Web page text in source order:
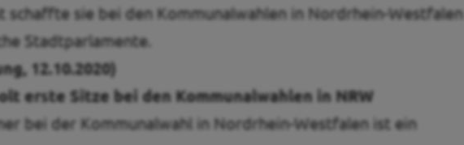
sie bei den Kommunalwahlen in Nordrhein-Westfalen
Stadtparlamente.
12.10.2020)
erste Sitze bei den Kommunalwahlen in NRW
bei der Kommunalwahl in Nordrhein-Westfalen ist ein